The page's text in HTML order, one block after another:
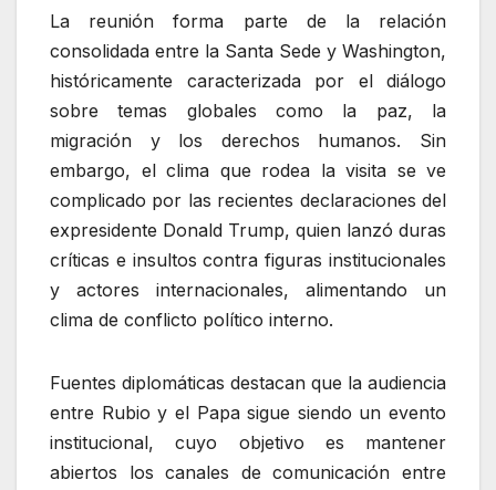
La reunión forma parte de la relación
consolidada entre la Santa Sede y Washington,
históricamente caracterizada por el diálogo
sobre temas globales como la paz, la
migración y los derechos humanos. Sin
embargo, el clima que rodea la visita se ve
complicado por las recientes declaraciones del
expresidente Donald Trump, quien lanzó duras
críticas e insultos contra figuras institucionales
y actores internacionales, alimentando un
clima de conflicto político interno.
Fuentes diplomáticas destacan que la audiencia
entre Rubio y el Papa sigue siendo un evento
institucional, cuyo objetivo es mantener
abiertos los canales de comunicación entre